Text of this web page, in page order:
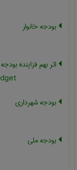
بودجه خانوار
اثر بهم فزاینده
بودجه شهرداری
بودجه ملی